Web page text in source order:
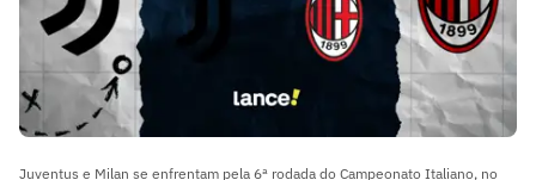
Juventus e Milan se enfrentam pela 6ª rodada do Campeonato Italiano, no